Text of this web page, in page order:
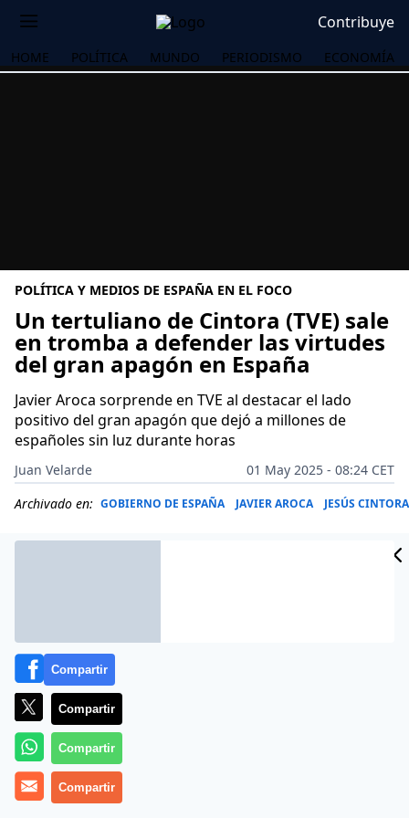
Contribuye
HOME POLÍTICA MUNDO PERIODISMO ECONOMÍA
POLÍTICA Y MEDIOS DE ESPAÑA EN EL FOCO
Un tertuliano de Cintora (TVE) sale
en tromba a defender las virtudes
del gran apagón en España
Javier Aroca sorprende en TVE al destacar el lado
positivo del gran apagón que dejó a millones de
españoles sin luz durante horas
Juan Velarde
01 May 2025 - 08:24 CET
Archivado en: GOBIERNO DE ESPAÑA JAVIER AROCA JESÚS CINTORA
Más información
Compartir
Compartir
Compartir
Compartir